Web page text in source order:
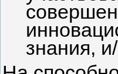
знания,